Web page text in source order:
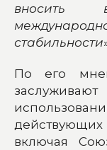
вносить
стабильности
По его
включая